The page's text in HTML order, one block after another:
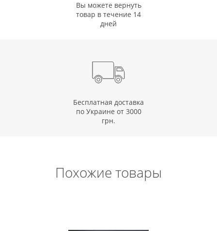
Вы можете вернуть
товар в течение 14
дней
Бесплатная доставка
по Украине от 3000
грн.
Похожие товары